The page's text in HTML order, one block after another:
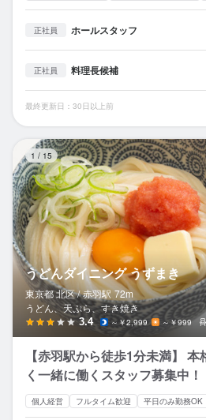
正社員 ホールスタッフ
正社員 料理長候補
最終更新日：30日以上前
1 / 15
うどんダイニング うずまき
東京都 北区 / 赤羽駅 72m
うどん、天ぷら、すき焼き
3.4 ～￥2,999 ～￥999
【赤羽駅から徒歩1分未満】
く一緒に働くスタッフ募集中！
個人経営 フルタイム歓迎 平日のみ勤務OK